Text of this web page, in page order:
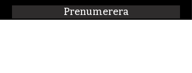
Prenumerera